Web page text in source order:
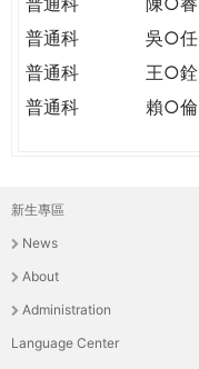
普通科
吳○任
普通科
王○銓
普通科
賴○倫
主
選
單
新生專區
News
About
Administration
Language Center